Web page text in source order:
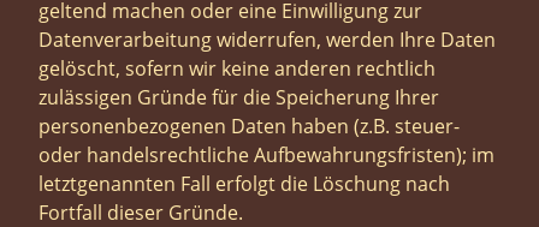
geltend machen oder eine Einwilligung zur
Datenverarbeitung widerrufen, werden Ihre Daten
gelöscht, sofern wir keine anderen rechtlich
zulässigen Gründe für die Speicherung Ihrer
personenbezogenen Daten haben (z.B. steuer-
oder handelsrechtliche Aufbewahrungsfristen); im
letztgenannten Fall erfolgt die Löschung nach
Fortfall dieser Gründe.